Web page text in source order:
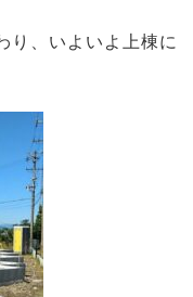
り、いよいよ上棟に